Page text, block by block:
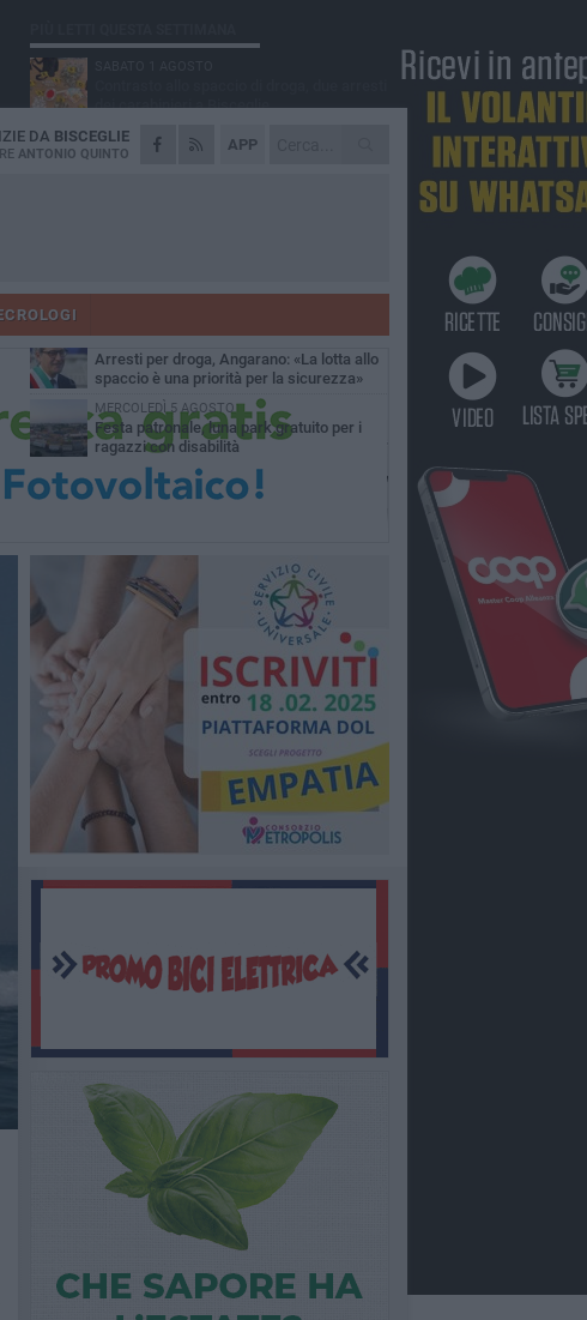
APP
DA BISCEGLIE
ANTONIO QUINTO
dei carabinieri a Bisceglie
MARTEDÌ 4 AGOSTO
Emergenza caldo, il Comune di Bisceglie
Due auto incendiate nella notte in via Dieta
SABATO 1 AGOSTO
Arresti per droga, Angarano: «La lotta allo
spaccio è una priorità per la sicurezza»
MERCOLEDÌ 5 AGOSTO
Festa patronale, luna park gratuito per i
ragazzi con disabilità